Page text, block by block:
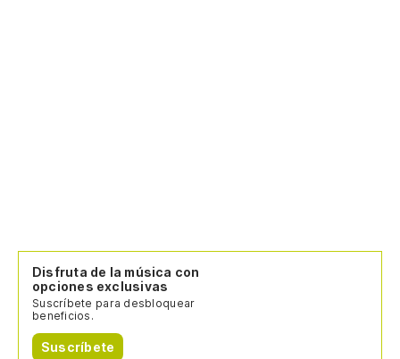
Disfruta de la música con
opciones exclusivas
Suscríbete para desbloquear
beneficios.
Suscríbete